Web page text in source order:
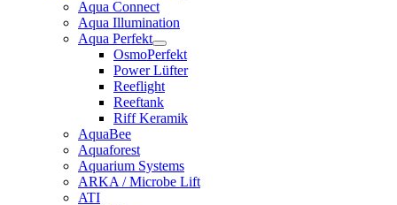
Aqua Connect
Aqua Illumination
Aqua Perfekt
OsmoPerfekt
Power Lüfter
Reeflight
Reeftank
Riff Keramik
AquaBee
Aquaforest
Aquarium Systems
ARKA / Microbe Lift
ATI